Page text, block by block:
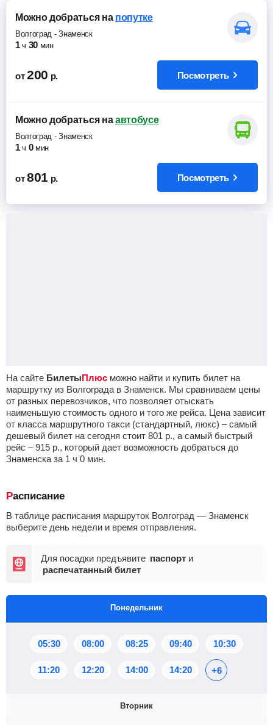
Можно добратьсяна попутке
Волгоград -Знаменск
1 ч 30 мин
от 200 р. Посмотреть
Можно добратьсяна автобусе
Волгоград -Знаменск
1 ч 0 мин
от 801 р. Посмотреть
На сайте БилетыПлюс можно найти и купить билет на
маршрутку из Волгограда в Знаменск. Мы сравниваем цены
от разных перевозчиков, что позволяет отыскать
наименьшую стоимость одного и того же рейса. Цена зависит
от класса маршрутного такси (стандартный, люкс) – самый
дешевый билет на сегодня стоит 801 р., а самый быстрый
рейс –915 р., который дает возможность добраться до
Знаменска за 1 ч 0 мин.
Расписание
В таблице расписания маршруток Волгоград — Знаменск
выберите день недели и время отправления.
Для посадки предъявите паспорт и
распечатанный билет
Понедельник
05:30 08:00 08:25 09:40 10:30
11:20 12:20 14:00 14:20 +6
Вторник